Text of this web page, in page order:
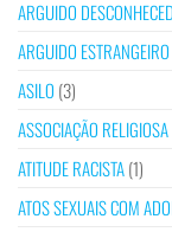
ARGUIDO
ARGUIDO ESTRANGEIRO
ASILO (3)
ASSOCIAÇÃO RELIGIOSA
ATITUDE RACISTA(1)
ATOS SEXUAIS COM